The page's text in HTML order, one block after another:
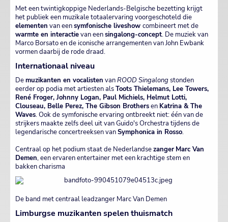
Met een twintigkoppige Nederlands-Belgische bezetting krijgt
het publiek een muzikale totaalervaring voorgeschoteld die
elementen van eensymfonische liveshow combineert met de
warmte en interactievan eensingalong-concept. De muziek van
Marco Borsato en de iconische arrangementen van John Ewbank
vormen daarbij de rode draad.
Internationaal niveau
Demuzikanten en vocalisten vanROOD Singalong stonden
eerder op podia met artiesten alsToots Thielemans, Lee Towers,
René Froger, Johnny Logan, Paul Michiels, Helmut Lotti,
Clouseau, Belle Perez, The Gibson Brothersen Katrina & The
Waves. Ook de symfonische ervaring ontbreekt niet: één van de
strijkers maakte zelfs deel uit van Guido's Orchestra tijdens de
legendarische concertreeksen vanSymphonica in Rosso.
Centraal op het podium staat de Nederlandsezanger Marc Van
Demen, een ervaren entertainer met een krachtige stem en
bakken charisma
De band met centraal leadzanger Marc Van Demen
Limburgse muzikanten spelen thuismatch